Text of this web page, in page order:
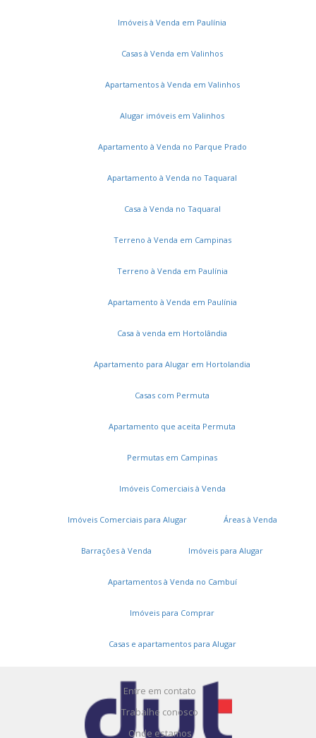
Residencial Villa Lobos
Morumbi
Sunset Boulevard
Residencial Alemac
La Dolce Vita Paulínia
Residencial Royal Garden
Terras da Estância
Imóveis à Venda em Paulínia
Casas à Venda em Valinhos
Apartamentos à Venda em Valinhos
Alugar imóveis em Valinhos
Apartamento à Venda no Parque Prado
Apartamento à Venda no Taquaral
Casa à Venda no Taquaral
Terreno à Venda em Campinas
Terreno à Venda em Paulínia
Apartamento à Venda em Paulínia
Casa à venda em Hortolândia
Apartamento para Alugar em Hortolandia
Casas com Permuta
Apartamento que aceita Permuta
Permutas em Campinas
Imóveis Comerciais à Venda
Imóveis Comerciais para Alugar Áreas à Venda
Barrações à Venda Imóveis para Alugar
Apartamentos à Venda no Cambuí
Imóveis para Comprar
Casas e apartamentos para Alugar
Serviços
Cadastros e Propostas
Cadastre seu imóvel
Entre em contato
Trabalhe conosco
Onde estamos